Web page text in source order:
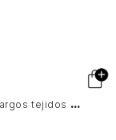
C
alcetines largos tejidos para mujer Bruma